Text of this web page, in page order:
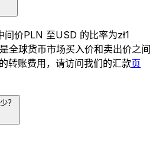
价PLN 至USD 的比率为zł1
全球货币市场买入价和卖出价之间
转账费用，请访问我们的汇款页
？